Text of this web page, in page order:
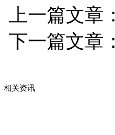
上一篇文章
下一篇文章
相关资讯